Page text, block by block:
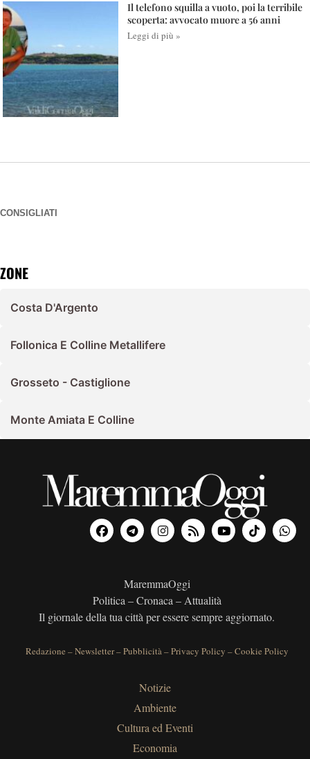
Il telefono squilla a vuoto, poi la terribile
scoperta: avvocato muore a 56 anni
Leggi di più »
CONSIGLIATI
ZONE
Costa D'Argento
Follonica E Colline Metallifere
Grosseto - Castiglione
Monte Amiata E Colline
MaremmaOggi
Politica – Cronaca – Attualità
Il giornale della tua città per essere sempre aggiornato.
Redazione –Newsletter–Pubblicità–Privacy Policy –Cookie Policy
Notizie
Ambiente
Cultura ed Eventi
Economia